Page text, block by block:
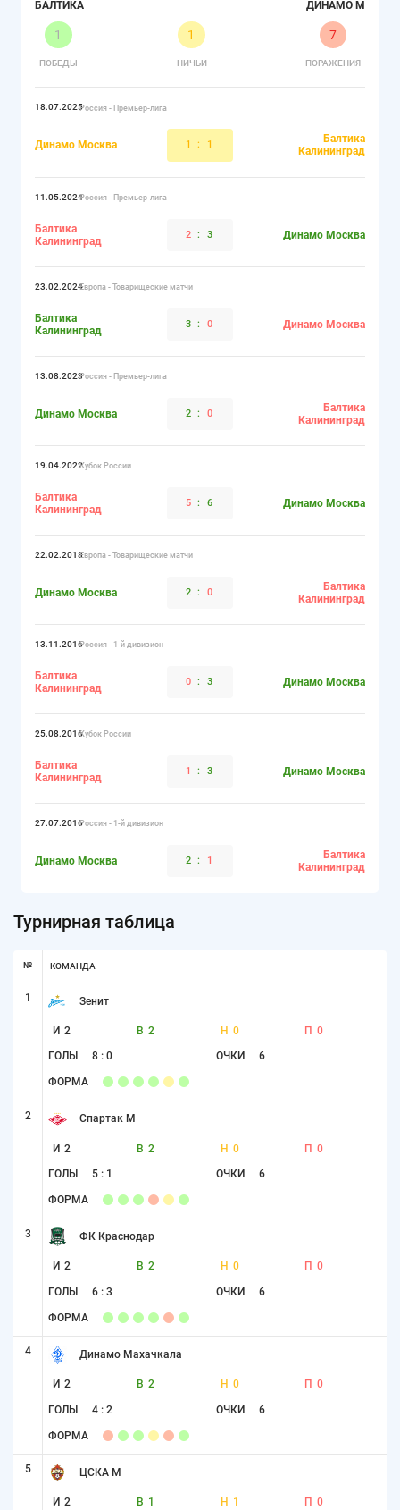
БАЛТИКА
1
ПОБЕДЫ
1
НИЧЬИ
7
ПОРАЖЕНИЯ
ДИНАМО М
18.07.2025Россия - Премьер-лига
Динамо Москва 1 : 1
Балтика
Калининград
11.05.2024Россия - Премьер-лига
Балтика
Калининград
2 : 3 Динамо Москва
23.02.2024Европа - Товарищеские матчи
Балтика
Калининград
3 : 0 Динамо Москва
13.08.2023Россия - Премьер-лига
Динамо Москва 2 : 0
Балтика
Калининград
19.04.2022Кубок России
Балтика
Калининград
5 : 6 Динамо Москва
22.02.2018Европа - Товарищеские матчи
Динамо Москва 2 : 0
Балтика
Калининград
13.11.2016Россия - 1-й дивизион
Балтика
Калининград
0 : 3 Динамо Москва
25.08.2016Кубок России
Балтика
Калининград
1 : 3 Динамо Москва
27.07.2016Россия - 1-й дивизион
Динамо Москва 2 : 1
Балтика
Калининград
Турнирная таблица
№ КОМАНДА
1 Зенит
И 2 В 2 Н 0 П 0
ГОЛЫ 8 : 0 ОЧКИ 6
ФОРМА
2 Спартак М
И 2 В 2 Н 0 П 0
ГОЛЫ 5 : 1 ОЧКИ 6
ФОРМА
3 ФК Краснодар
И 2 В 2 Н 0 П 0
ГОЛЫ 6 : 3 ОЧКИ 6
ФОРМА
4 Динамо Махачкала
И 2 В 2 Н 0 П 0
ГОЛЫ 4 : 2 ОЧКИ 6
ФОРМА
5 ЦСКА М
И 2 В 1 Н 1 П 0